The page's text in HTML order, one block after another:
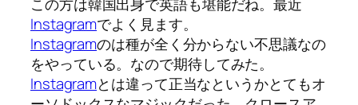
Instagramでよく見ます。
Instagramのは種が全く分からない不思議なの
をやっている。なので期待してみた。
Instagramとは違って正当なというかとてもオ